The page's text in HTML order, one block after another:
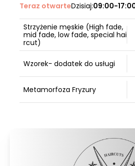
Teraz otwarteDzisiaj:09:00-
Strzyżenie męskie (High fade,
mid fade, low fade, special hai
rcut)
Wzorek- dodatek do usługi
Metamorfoza Fryzury